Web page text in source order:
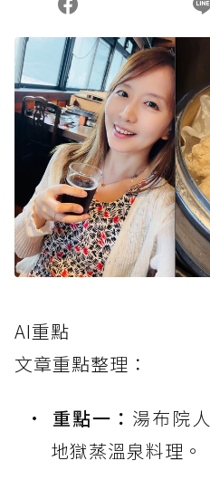
AI重點
文章重點整理：
重點一： 湯布院
地獄蒸溫泉料理。